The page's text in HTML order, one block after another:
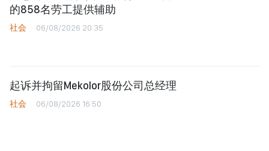
的858名劳工提供辅助
社会 06/08/2026 20:35
起诉并拘留Mekolor股份公司总经理
社会 06/08/2026 16:50